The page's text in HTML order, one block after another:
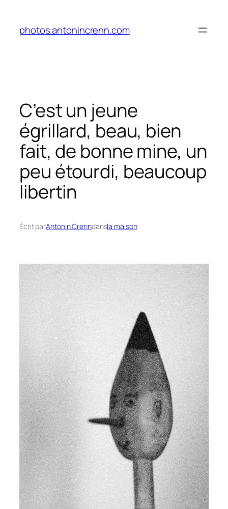
contenu
photos.antonincrenn.com
C’est un jeune
égrillard, beau, bien
fait, de bonne mine, un
peu étourdi, beaucoup
libertin
Écrit parAntonin Crenndansla maison